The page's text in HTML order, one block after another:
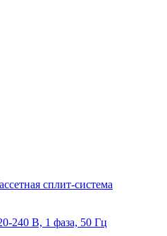
сплит-система
240 В, 1 фаза, 50 Гц